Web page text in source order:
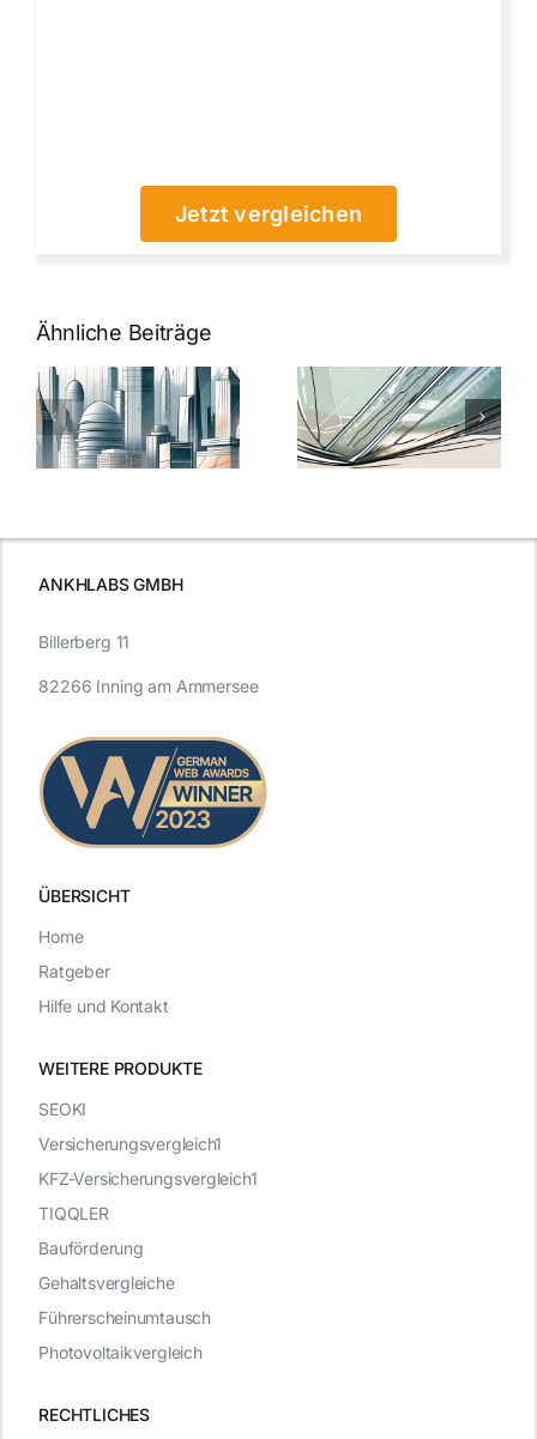
Jetzt vergleichen
Ähnliche Beiträge
5 Gründe,
warum
Nanoversiegelung
auf Glas
7
Expertentipps
für maximale
ANKHLABS GMBH
ÜBERSICHT
WEITERE PRODUKTE
RECHTLICHES
Billerberg 11
82266 Inning am Ammersee
SEOKI
Versicherungsvergleich1
KFZ-Versicherungsvergleich1
TIQQLER
Bauförderung
Gehaltsvergleiche
Führerscheinumtausch
Photovoltaikvergleich
Home
Ratgeber
Hilfe und Kontakt